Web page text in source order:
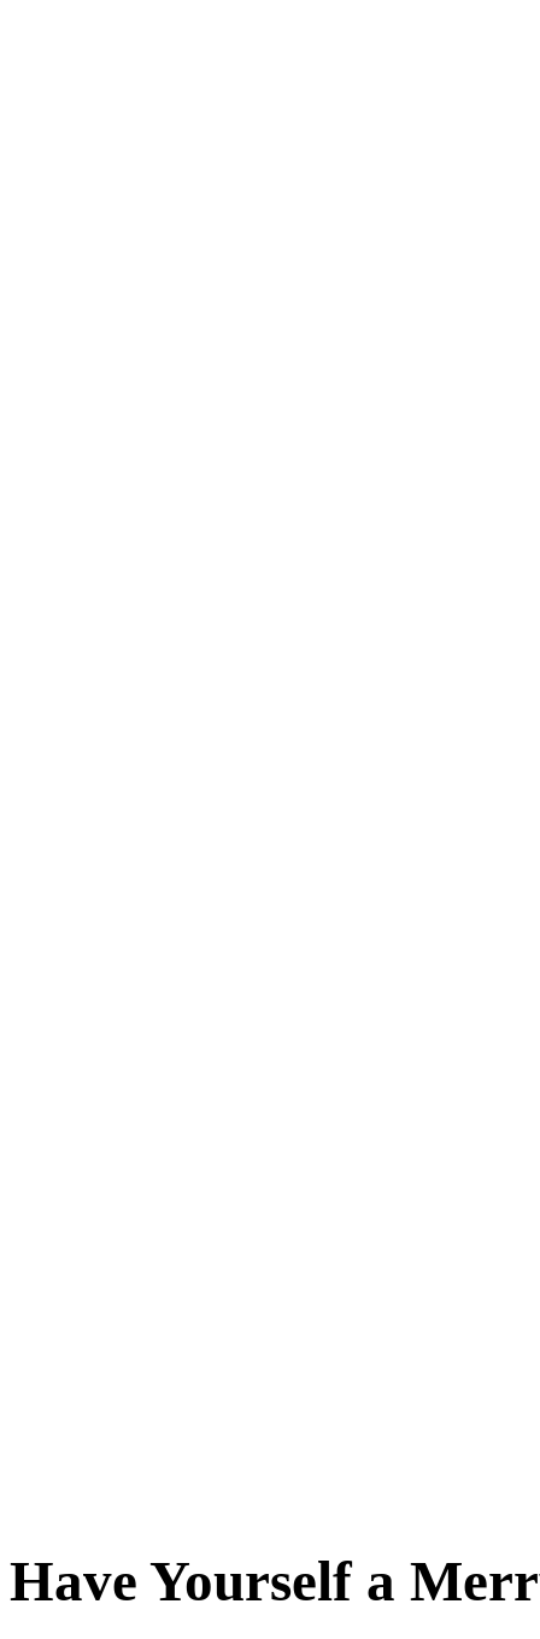
Have Yourself a